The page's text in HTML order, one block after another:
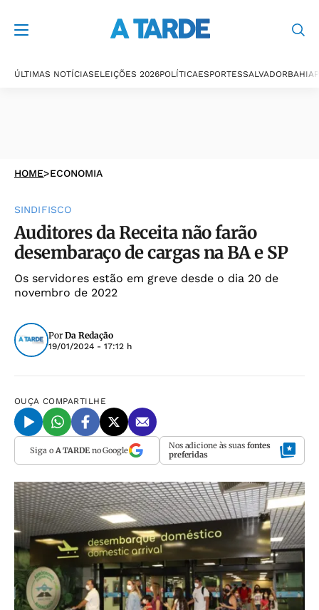
ÚLTIMAS NOTÍCIASELEIÇÕES 2026POLÍTICAESPORTESSALVADORBAHIA
HOME>ECONOMIA
SINDIFISCO
Auditores da Receita não farão
desembaraço de cargas na BA e SP
Os servidores estão em greve desde o dia 20 de
novembro de 2022
Por Da Redação
19/01/2024 - 17:12 h
OUÇA COMPARTILHE
Siga o A TARDEno Google Nos adicione às suas fontes
preferidas